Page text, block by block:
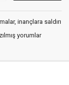
inançlara saldırı
yorumlar